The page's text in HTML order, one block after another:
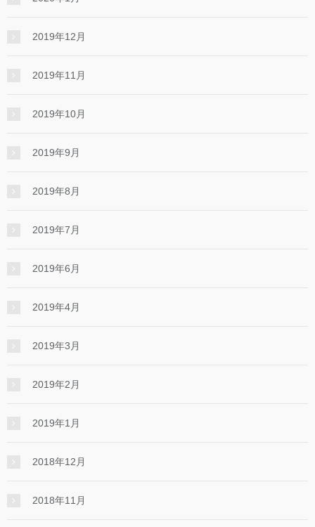
2019年12月
2019年11月
2019年10月
2019年9月
2019年8月
2019年7月
2019年6月
2019年4月
2019年3月
2019年2月
2019年1月
2018年12月
2018年11月